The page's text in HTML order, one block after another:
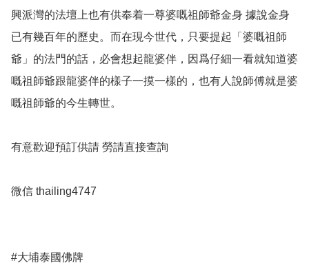
興派灣的法壇上也有供奉着一尊婆嘅祖師爺金身 據說金身
已有幾百年的歷史。而在現今世代，只要提起「婆嘅祖師
爺」的法門的話，必會想起龍婆伴，因爲仔細一看就知道婆
嘅祖師爺跟龍婆伴的樣子一摸一樣的，也有人說師傅就是婆
嘅祖師爺的今生轉世。
有意歡迎預訂供請 勞請直接查詢
微信 thailing4747
#大埔泰國佛牌